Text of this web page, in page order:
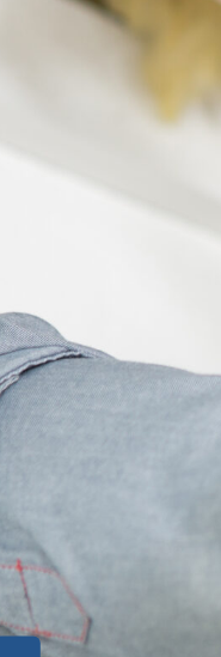
: Optimale
Einbrechern
in
Stil in einem
und